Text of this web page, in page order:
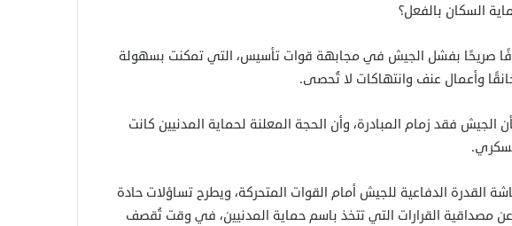
السكان بالفعل؟
صريحًا بفشل الجيش في مجابهة قوات تأسيس، التي تمكنت بسهولة
وأعمال عنف وانتهاكات لا تُحصى.
الجيش فقد زمام المبادرة، وأن الحجة المعلنة لحماية المدنيين كانت
الدفاعية للجيش أمام القوات المتحركة، ويطرح تساؤلات حادة
وعن مصداقية القرارات التي تتخذ باسم حماية المدنيين، في وقت تُقصف